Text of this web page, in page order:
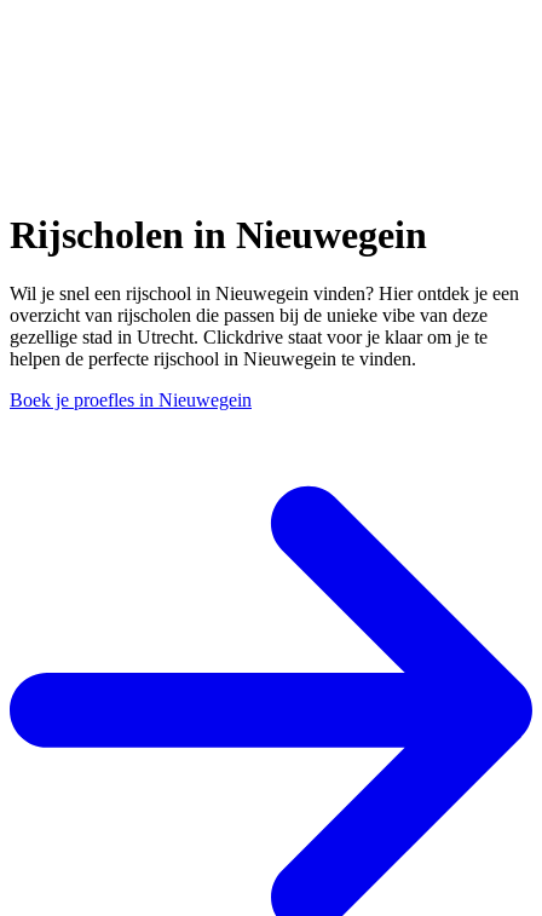
Rijscholen in Nieuwegein
Wil je snel een rijschool in Nieuwegein vinden? Hier ontdek je een
overzicht van rijscholen die passen bij de unieke vibe van deze
gezellige stad in Utrecht. Clickdrive staat voor je klaar om je te
helpen de perfecte rijschool in Nieuwegein te vinden.
Boek je proefles in Nieuwegein